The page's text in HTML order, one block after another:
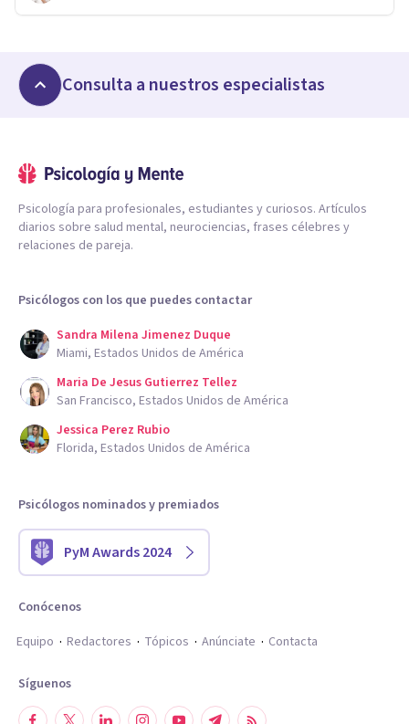
Consulta a nuestros especialistas
Psicología para profesionales, estudiantes y curiosos. Artículos
diarios sobre salud mental, neurociencias, frases célebres y
relaciones de pareja.
Psicólogos con los que puedes contactar
Sandra Milena Jimenez Duque
Miami, Estados Unidos de América
Maria De Jesus Gutierrez Tellez
San Francisco, Estados Unidos de América
Jessica Perez Rubio
Florida, Estados Unidos de América
Psicólogos nominados y premiados
PyM Awards 2024
Conócenos
Equipo
Redactores Tópicos Anúnciate Contacta
Síguenos